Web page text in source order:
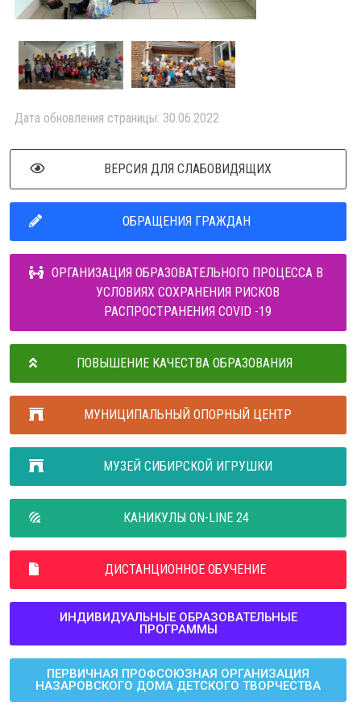
Дата обновления страницы: 30.06.2022
ВЕРСИЯ ДЛЯ СЛАБОВИДЯЩИХ
ОБРАЩЕНИЯ ГРАЖДАН
ОРГАНИЗАЦИЯ ОБРАЗОВАТЕЛЬНОГО ПРОЦЕССА В
УСЛОВИЯХ СОХРАНЕНИЯ РИСКОВ
РАСПРОСТРАНЕНИЯ COVID -19
ПОВЫШЕНИЕ КАЧЕСТВА ОБРАЗОВАНИЯ
МУНИЦИПАЛЬНЫЙ ОПОРНЫЙ ЦЕНТР
МУЗЕЙ СИБИРСКОЙ ИГРУШКИ
КАНИКУЛЫ ON-LINE 24
ДИСТАНЦИОННОЕ ОБУЧЕНИЕ
ИНДИВИДУАЛЬНЫЕ ОБРАЗОВАТЕЛЬНЫЕ
ПРОГРАММЫ
ПЕРВИЧНАЯ ПРОФСОЮЗНАЯ ОРГАНИЗАЦИЯ
НАЗАРОВСКОГО ДОМА ДЕТСКОГО ТВОРЧЕСТВА